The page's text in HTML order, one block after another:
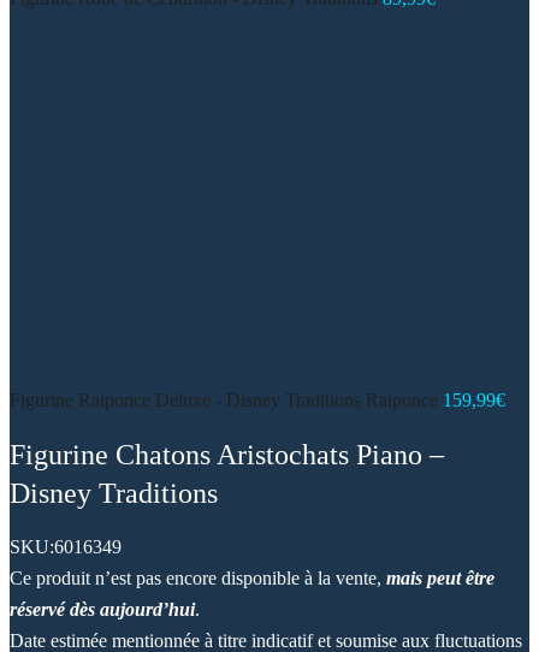
Figurine Raiponce Deluxe - Disney Traditions Raiponce 159,99€
Figurine Chatons Aristochats Piano –
Disney Traditions
SKU:6016349
Ce produit n’est pas encore disponible à la vente, mais peut être
réservé dès aujourd’hui.
Date estimée mentionnée à titre indicatif et soumise aux fluctuations